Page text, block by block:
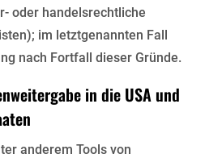
oder handelsrechtliche
im letztgenannten Fall
nach Fortfall dieser Gründe.
in die USA und
anderem Tools von